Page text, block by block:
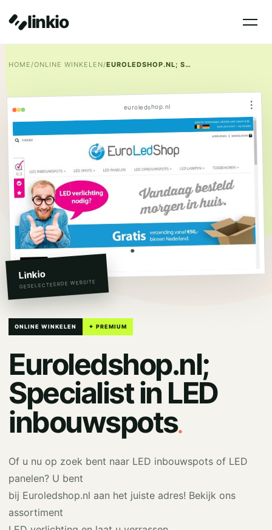
linkio
HOME/ONLINE WINKELEN/ EUROLEDSHOP.NL; SPECIALIST IN LED INBOUWSPOTS
euroledshop.nl ⋮
Linkio
GESELECTEERDE WEBSITE
ONLINE WINKELEN ✦ PREMIUM
Euroledshop.nl;
Specialist in LED
inbouwspots.
Of u nu op zoek bent naar LED inbouwspots of LED
panelen? U bent
bij Euroledshop.nl aan het juiste adres! Bekijk ons
assortiment